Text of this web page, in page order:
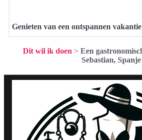
Genieten van een ontspannen
Dit wil ik doen > Een
Sebastian, Spanje